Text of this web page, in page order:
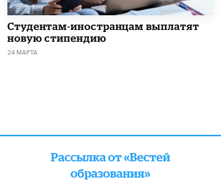
Студентам-иностранцам выплатят
новую стипендию
24 МАРТА
Рассылка от «Вестей
образования»